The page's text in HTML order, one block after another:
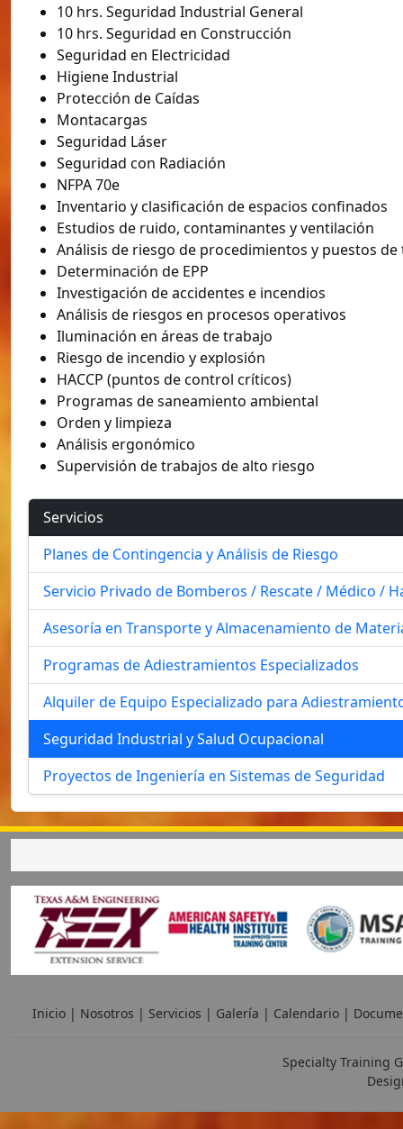
10 hrs. Seguridad Industrial General
10 hrs. Seguridad en Construcción
Seguridad en Electricidad
Higiene Industrial
Protección de Caídas
Montacargas
Seguridad Láser
Seguridad con Radiación
NFPA 70e
Inventario y clasificación de espacios confinados
Estudios de ruido, contaminantes y ventilación
Análisis de riesgo de procedimientos y puestos
Determinación de EPP
Investigación de accidentes e incendios
Análisis de riesgos en procesos operativos
Iluminación en áreas de trabajo
Riesgo de incendio y explosión
HACCP (puntos de control críticos)
Programas de saneamiento ambiental
Orden y limpieza
Análisis ergonómico
Supervisión de trabajos de alto riesgo
Servicios
Planes de Contingencia y Análisis de Riesgo
Servicio Privado de Bomberos / Rescate / Médico /
Asesoría en Transporte y Almacenamiento de
Programas de Adiestramientos Especializados
Alquiler de Equipo Especializado para
Seguridad Industrial y Salud Ocupacional
Proyectos de Ingeniería en Sistemas de Seguridad
Inicio | Nosotros | Servicios | Galería | Calendario |
Specialty Training